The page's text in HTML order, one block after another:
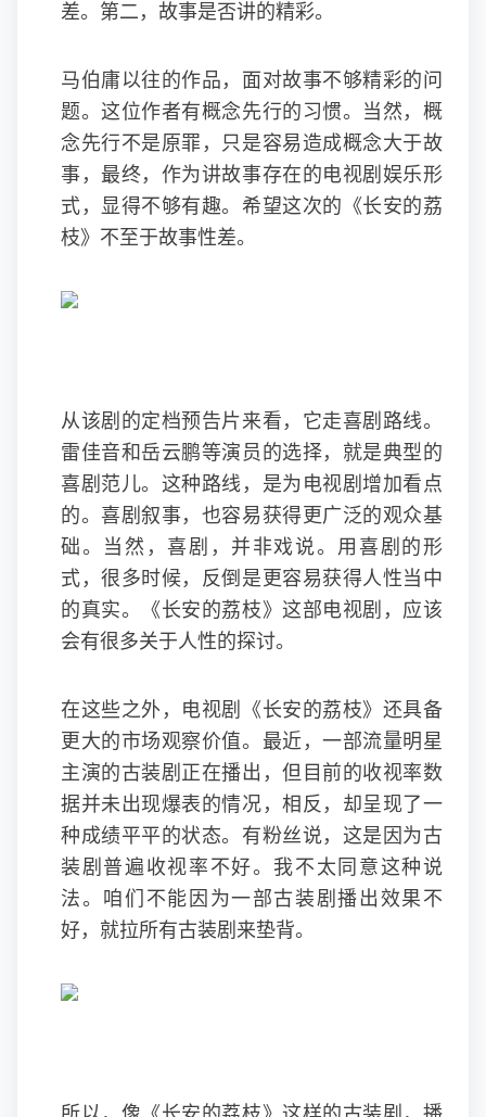
差。第二，故事是否讲的精彩。
马伯庸以往的作品，面对故事不够精彩的问
题。这位作者有概念先行的习惯。当然，概
念先行不是原罪，只是容易造成概念大于故
事，最终，作为讲故事存在的电视剧娱乐形
式，显得不够有趣。希望这次的《长安的荔
枝》不至于故事性差。
从该剧的定档预告片来看，它走喜剧路线。
雷佳音和岳云鹏等演员的选择，就是典型的
喜剧范儿。这种路线，是为电视剧增加看点
的。喜剧叙事，也容易获得更广泛的观众基
础。当然，喜剧，并非戏说。用喜剧的形
式，很多时候，反倒是更容易获得人性当中
的真实。《长安的荔枝》这部电视剧，应该
会有很多关于人性的探讨。
在这些之外，电视剧《长安的荔枝》还具备
更大的市场观察价值。最近，一部流量明星
主演的古装剧正在播出，但目前的收视率数
据并未出现爆表的情况，相反，却呈现了一
种成绩平平的状态。有粉丝说，这是因为古
装剧普遍收视率不好。我不太同意这种说
法。咱们不能因为一部古装剧播出效果不
好，就拉所有古装剧来垫背。